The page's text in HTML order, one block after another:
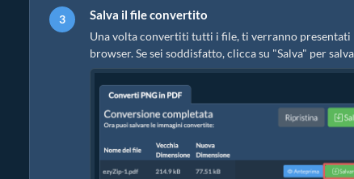
Salva il file convertito
Una volta convertiti tutti i file, ti verranno presentati
browser. Se sei soddisfatto, clicca su "Salva" per